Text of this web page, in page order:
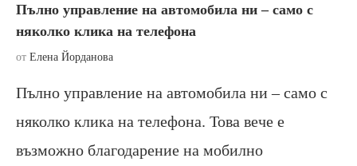
Пълно управление на автомобила ни – само с
няколко клика на телефона
от Елена Йорданова
Пълно управление на автомобила ни – само с
няколко клика на телефона. Това вече е
възможно благодарение на мобилно